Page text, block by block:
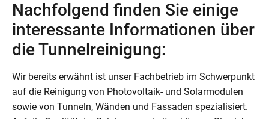
Nachfolgend finden Sie einige
interessante Informationen über
die Tunnelreinigung:
Wir bereits erwähnt ist unser Fachbetrieb im Schwerpunkt
auf die Reinigung von Photovoltaik- und Solarmodulen
sowie von Tunneln, Wänden und Fassaden spezialisiert.